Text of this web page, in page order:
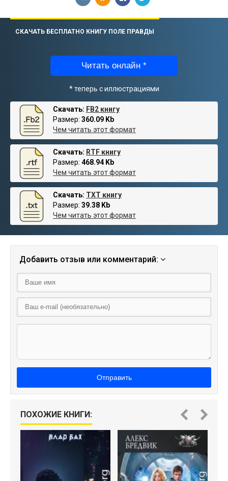
СКАЧАТЬ БЕСПЛАТНО КНИГУ ПОЛЕ ПРАВДЫ
Читать онлайн *
* теперь с иллюстрациями
Скачать: FB2 книгу
Размер: 360.09 Kb
Чем читать этот формат
Скачать: RTF книгу
Размер: 468.94 Kb
Чем читать этот формат
Скачать: TXT книгу
Размер: 39.38 Kb
Чем читать этот формат
Добавить отзыв или комментарий:
Отправить
ПОХОЖИЕ КНИГИ: